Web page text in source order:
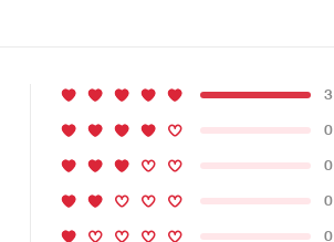
3
0
0
0
0